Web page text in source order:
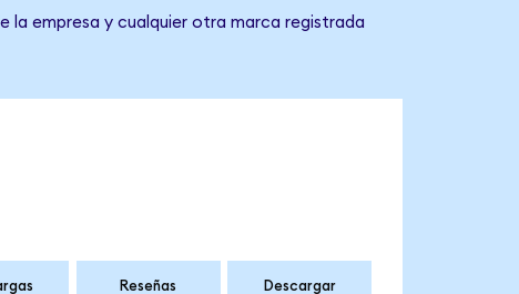
la empresa y cualquier otra marca registrada
Reseñas Descargar